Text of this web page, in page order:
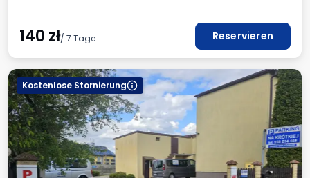
140 zł/ 7 Tage Reservieren
Kostenlose Stornierung